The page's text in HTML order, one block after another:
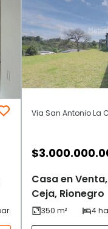
Via San Antonio La
$
Casa en
Ceja, Rionegro